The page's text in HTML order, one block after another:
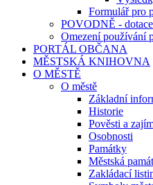
Formulář pro
POVODNĚ -
Omezení používání
PORTÁL OBČANA
MĚSTSKÁ KNIHOVNA
O MĚSTĚ
O městě
Základní
Historie
Pověsti a
Osobnosti
Památky
Městská
Zakládací